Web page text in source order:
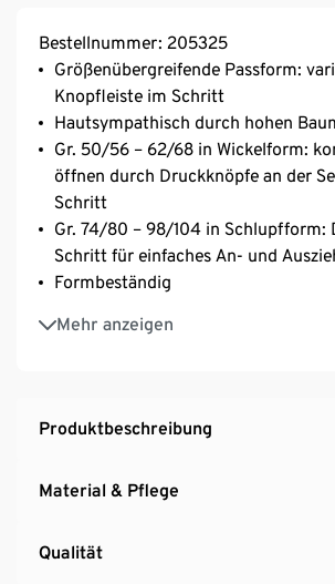
Bestellnummer: 205325
Größenübergreifende Passform:
Knopfleiste im Schritt
Hautsympathisch durch hohen
Gr. 50/56 – 62/68 in Wickelform:
öffnen durch Druckknöpfe an der
Schritt
Gr. 74/80 – 98/104 in Schlupfform:
Schritt für einfaches An- und
Formbeständig
Mehr anzeigen
4 unterschiedliche Dessins
Produktbeschreibung
Material & Pflege
Qualität